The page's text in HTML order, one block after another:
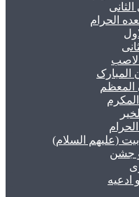
الحرام
(علیهم السلام)
جشن